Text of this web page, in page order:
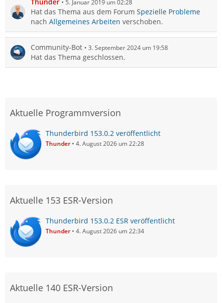
5. Januar 2019 um 02:28
Hat das Thema aus dem Forum Spezielle Probleme
nach Allgemeines Arbeiten verschoben.
Community-Bot 3. September 2024 um 19:58
Hat das Thema geschlossen.
Aktuelle Programmversion
Thunderbird 153.0.2 veröffentlicht
Thunder 4. August 2026 um 22:28
Aktuelle 153 ESR-Version
Thunderbird 153.0.2 ESR veröffentlicht
Thunder 4. August 2026 um 22:34
Aktuelle 140 ESR-Version